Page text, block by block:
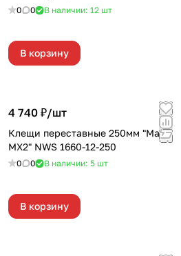
0 0 В наличии: 12 шт
В корзину
4 740 ₽/шт
Клещи переставные 250мм "Maxi
MX2" NWS 1660-12-250
0 0 В наличии: 5 шт
В корзину